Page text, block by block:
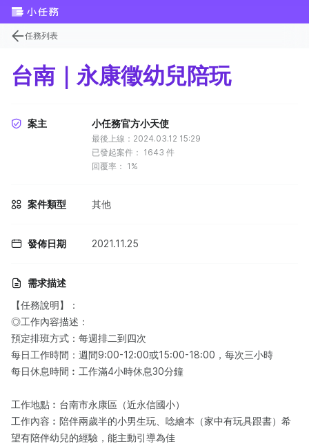
任務列表
台南｜永康徵幼兒陪玩
案主 小任務官方小天使
最後上線：2024.03.12 15:29
已發起案件： 1643 件
回覆率： 1%
案件類型 其他
發佈日期 2021.11.25
需求描述
【任務說明】：​
◎工作內容描述：​
預定排班方式：每週排二到四次
每日工作時間：週間9:00-12:00或15:00-18:00，每次三小時
每日休息時間︰工作滿4小時休息30分鐘
工作地點︰台南市永康區（近永信國小）
工作內容︰陪伴兩歲半的小男生玩、唸繪本（家中有玩具跟書）希
望有陪伴幼兒的經驗，能主動引導為佳